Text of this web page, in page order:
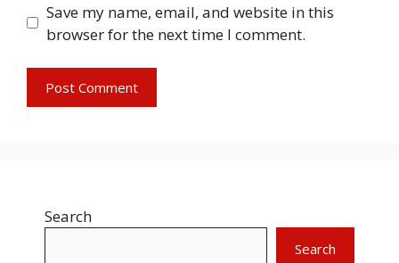
Save my name, email, and website in this
browser for the next time I comment.
Search
Search